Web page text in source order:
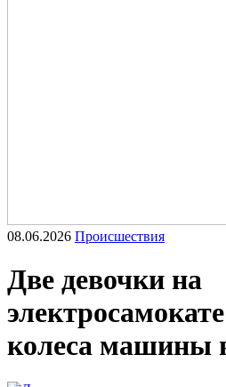
08.06.2026 Происшествия
Две девочки на
колеса машины